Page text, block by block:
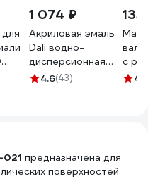
1 074 ₽
Акриловая эмаль
Dali водно-
дисперсионная
для окон и дверей
4.6(43)
135
с
4.6
021 предназначена для
поверхностей